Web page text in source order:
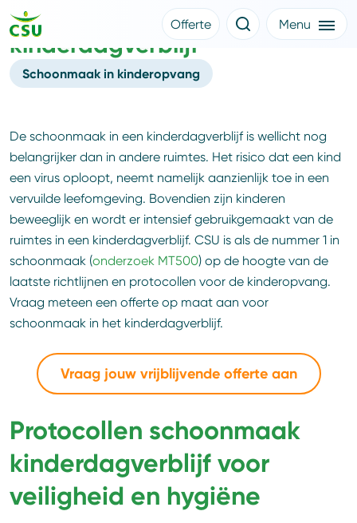
Meer CSU
Nieuws
Klantverhalen
Medewerkers
CSU Login
Offerte aanvragen
Offerte Menu
Schoonmaak
kinderdagverblijf
Schoonmaak in kinderopvang
De schoonmaak in een kinderdagverblijf is wellicht nog
belangrijker dan in andere ruimtes. Het risico dat een kind
een virus oploopt, neemt namelijk aanzienlijk toe in een
vervuilde leefomgeving. Bovendien zijn kinderen
beweeglijk en wordt er intensief gebruikgemaakt van de
ruimtes in een kinderdagverblijf. CSU is als de nummer 1 in
schoonmaak (onderzoek MT500) op de hoogte van de
laatste richtlijnen en protocollen voor de kinderopvang.
Vraag meteen een offerte op maat aan voor
schoonmaak in het kinderdagverblijf.
Vraag jouw vrijblijvende offerte aan
Protocollen schoonmaak
kinderdagverblijf voor
veiligheid en hygiëne